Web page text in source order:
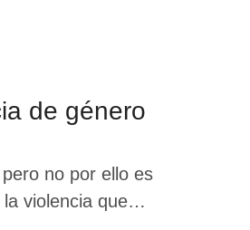
de género
no por ello es
violencia que